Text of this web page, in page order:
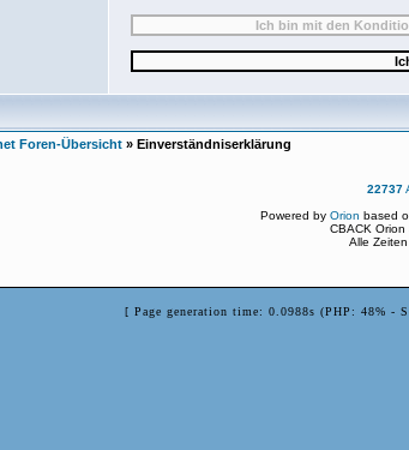
Foren-Übersicht » Einverständniserklärung
22737
Powered by Orion based
CBACK
Alle
[ Page generation time: 0.0988s (PHP: 48% -